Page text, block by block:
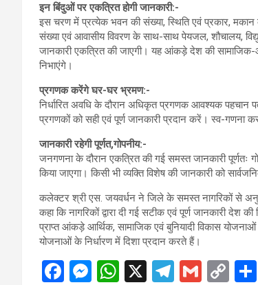
इन बिंदुओं पर एकत्रित होगी जानकारी:-
इस चरण में प्रत्येक भवन की संख्या, स्थिति एवं प्रकार, मकान
संख्या एवं आवासीय विवरण के साथ-साथ पेयजल, शौचालय,
जानकारी एकत्रित की जाएगी। यह आंकड़े देश की
निभाएंगे।
प्रगणक करेंगे घर-घर भ्रमण:-
निर्धारित अवधि के दौरान अधिकृत प्रगणक आवश्यक
प्रगणकों को सही एवं पूर्ण जानकारी प्रदान करें। स्व-
जानकारी रहेगी पूर्णत,गोपनीय:-
जनगणना के दौरान एकत्रित की गई समस्त जानकारी पूर्णतः
किया जाएगा। किसी भी व्यक्ति विशेष की जानकारी को
कलेक्टर श्री एस. जयवर्धन ने जिले के समस्त नागरिकों से
कहा कि नागरिकों द्वारा दी गई सटीक एवं पूर्ण जानकारी
प्राप्त आंकड़े आर्थिक, सामाजिक एवं बुनियादी विकास
योजनाओं के निर्धारण में दिशा प्रदान करते हैं।
F
M W X
T
G
C